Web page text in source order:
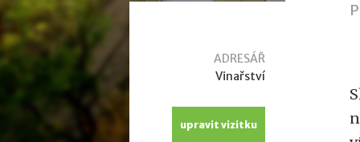
ADRESÁŘ
Vinařství
upravit vizitku